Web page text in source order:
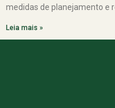
medidas de planejamento e
Leia mais »